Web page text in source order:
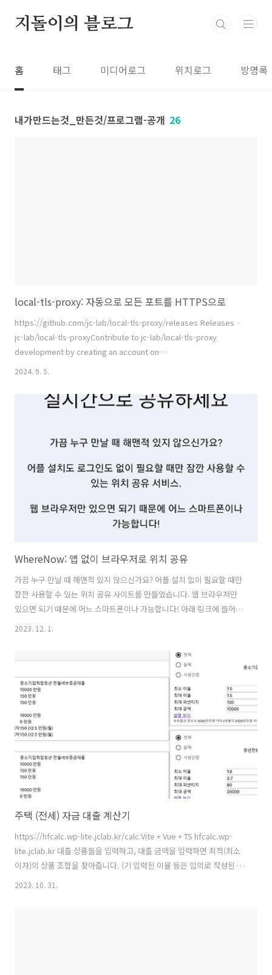
지돌이의 블로그
홈 태그 미디어로그 위치로그 방명록
내가만드는것_만든것/프로그램-공개 26
local-tls-proxy: 자동으로 모든 포트를 HTTPS으로
https://github.com/jc-lab/local-tls-proxy/releases Releases ·
jc-lab/local-tls-proxyContribute to jc-lab/local-tls-proxy
development by creating an account on
GitHub.github.com UsageUsage of local-tls-proxy -ca-cert
certificate -port int ..
2024. 9. 5.
WhereNow: 앱 없이 브라우저로 위치 공유
가끔 누구 만날 때 해맨적 있지 않으신가요? 어플 설치 없이 필요할 때만
잠깐 사용할 수 있는 위치 공유 사이트를 만들었습니다. 웹 브라우저만
있으면 되기 때문에 어느 스마트폰이나 가능합니다! 아래 링크에 들어가
서 링크를 복사 해 상대방에게 공유만 하면 끝! 서로의 위치를 실시간으
뒤에 hash 로 들어가 있는 room 으로 링크를 구분합니다. 이는 서버로
전송되지 않으며, 해싱되어 서버로 전송됩니다. - room 값으로 위치 정
보는 암호화되어 서버로 전달됩니다. 따라서 동일한 링크를 가지고 있지
않으면 제3자가 위치를 알 수 없으며, 심지어 서버 관리자도 위치를 알 수
없습니다! - 암호화는 JWE AES..
2023. 12. 1.
주택 (전세) 자금 대출 계산기
https://hfcalc.wp-lite.jclab.kr/calc Vite + Vue + TS hfcalc.wp-
lite.jclab.kr 대출 상품들을 입력하고, 대출 금액을 입력하면 최적(최소
이자)의 상품 조합을 찾아줍니다. (기 입력된 이율 등은 임의로 작성된 것
이니 해당 은행의 이율을 확인 해 주세요!) 일단 아래 항목은 넣어놨고..
2023. 10. 31.